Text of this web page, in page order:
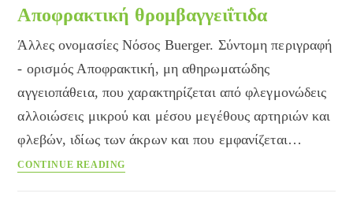
Αποφρακτική θρομβαγγειΐτιδα
Άλλες ονομασίες Νόσος Buerger. Σύντομη περιγραφή
- ορισμός Αποφρακτική, μη αθηρωματώδης
αγγειοπάθεια, που χαρακτηρίζεται από φλεγμονώδεις
αλλοιώσεις μικρού και μέσου μεγέθους αρτηριών και
φλεβών, ιδίως των άκρων και που εμφανίζεται…
CONTINUE READING